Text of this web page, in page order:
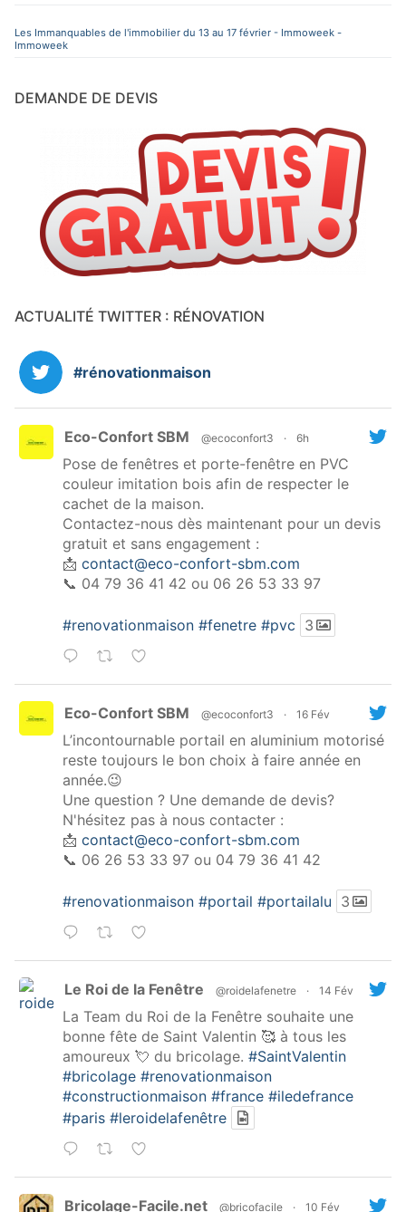
Les Immanquables de l'immobilier du 13 au 17 février - Immoweek -
Immoweek
DEMANDE DE DEVIS
ACTUALITÉ TWITTER : RÉNOVATION
#rénovationmaison
Eco-Confort SBM @ecoconfort3 · 6h
Pose de fenêtres et porte-fenêtre en PVC
couleur imitation bois afin de respecter le
cachet de la maison.
Contactez-nous dès maintenant pour un devis
gratuit et sans engagement :
📩 contact@eco-confort-sbm.com
📞 04 79 36 41 42 ou 06 26 53 33 97
#renovationmaison #fenetre #pvc 3
Eco-Confort SBM @ecoconfort3 · 16 Fév
L’incontournable portail en aluminium motorisé
reste toujours le bon choix à faire année en
année.😉
Une question ? Une demande de devis?
N'hésitez pas à nous contacter :
📩 contact@eco-confort-sbm.com
📞 06 26 53 33 97 ou 04 79 36 41 42
#renovationmaison #portail #portailalu 3
Le Roi de la Fenêtre @roidelafenetre · 14 Fév
La Team du Roi de la Fenêtre souhaite une
bonne fête de Saint Valentin 🥰 à tous les
amoureux 💘 du bricolage. #SaintValentin
#bricolage #renovationmaison
#constructionmaison #france #iledefrance
#paris #leroidelafenêtre
Bricolage-Facile.net @bricofacile · 10 Fév